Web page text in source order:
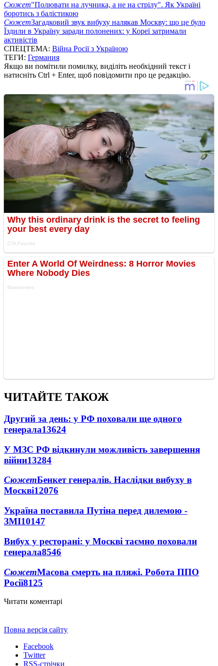
Сюжет"Полювати на лучника, а не на стрілу". Як Україні
боротись з балістикою
СюжетЗагадковий звук вибуху налякав Москву: що це було
Їздили в Україну заради полонених: у Кореї затримали
активістів
СПЕЦТЕМА: Війна Росії з Україною
ТЕГИ: Германия
Якщо ви помітили помилку, виділіть необхідний текст і
натисніть Ctrl + Enter, щоб повідомити про це редакцію.
ЧИТАЙТЕ ТАКОЖ
Другий за день: у РФ поховали ще одного
генерала13624
У МЗС РФ відкинули можливість завершення
війни13284
СюжетБенкет генералів. Наслідки вибуху в
Москві12076
Україна поставила Путіна перед дилемою -
ЗМІ10147
Вибух у ресторані: у Москві таємно поховали
генерала8546
СюжетМасова смерть на пляжі. Робота ППО
Росії8125
Читати коментарі
Повна версія сайту
Facebook
Twitter
RSS-стрічки